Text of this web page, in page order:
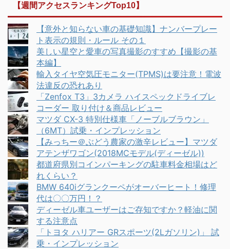
【週間アクセスランキングTop10】
【意外と知らない車の基礎知識】ナンバープレー
ト表示の規則・ルール その１
美しい星空と愛車の写真撮影のすすめ【撮影の基
本編】
輸入タイヤ空気圧モニター(TPMS)は要注意！電波
法違反の恐れあり
「Zenfox T3」3カメラ ハイスペックドライブレ
コーダー 取り付け＆商品レビュー
マツダ CX-3 特別仕様車「ノーブルブラウン」
（6MT）試乗・インプレッション
【みっちー＠ぶどう農家の激辛レビュー】マツダ
アテンザワゴン(2018MCモデル(ディーゼル))
都道府県別コインパーキングの駐車料金相場はど
れくらい？
BMW 640iグランクーペがオーバーヒート！修理
代は〇〇万円！？
ディーゼル車ユーザーはご存知ですか？軽油に関
する注意点
「トヨタ ハリアー GRスポーツ(2Lガソリン)」 試
乗・インプレッション